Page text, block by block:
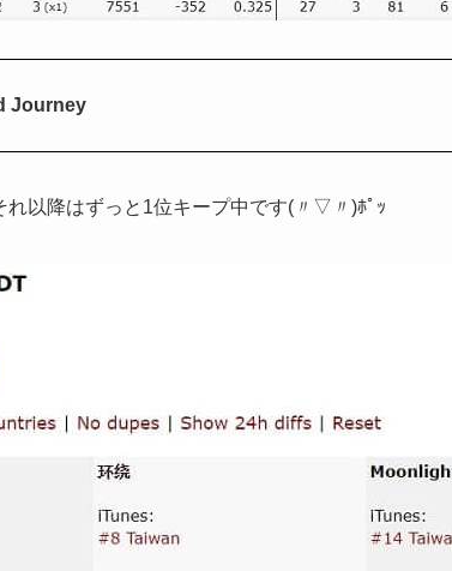
Journey
以降はずっと1位キープ中です(〃▽〃)ﾎﾟｯ